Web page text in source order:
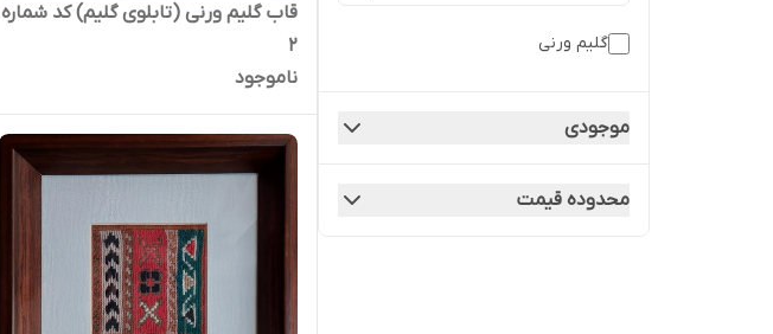
گلیم ورنی
موجودی
محدوده قیمت
قاب گلیم ورنی (تابلوی گلیم) کد شماره
2
ناموجود